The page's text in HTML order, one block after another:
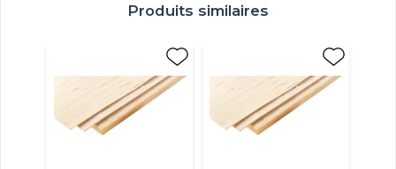
Produits similaires